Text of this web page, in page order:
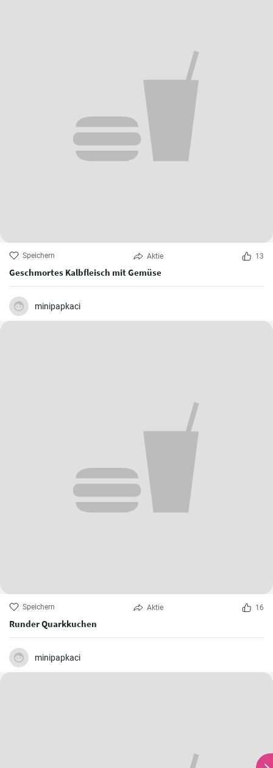
Speichern Aktie 13
Geschmortes Kalbfleisch mit Gemüse
minipapkaci
Speichern Aktie 16
Runder Quarkkuchen
minipapkaci